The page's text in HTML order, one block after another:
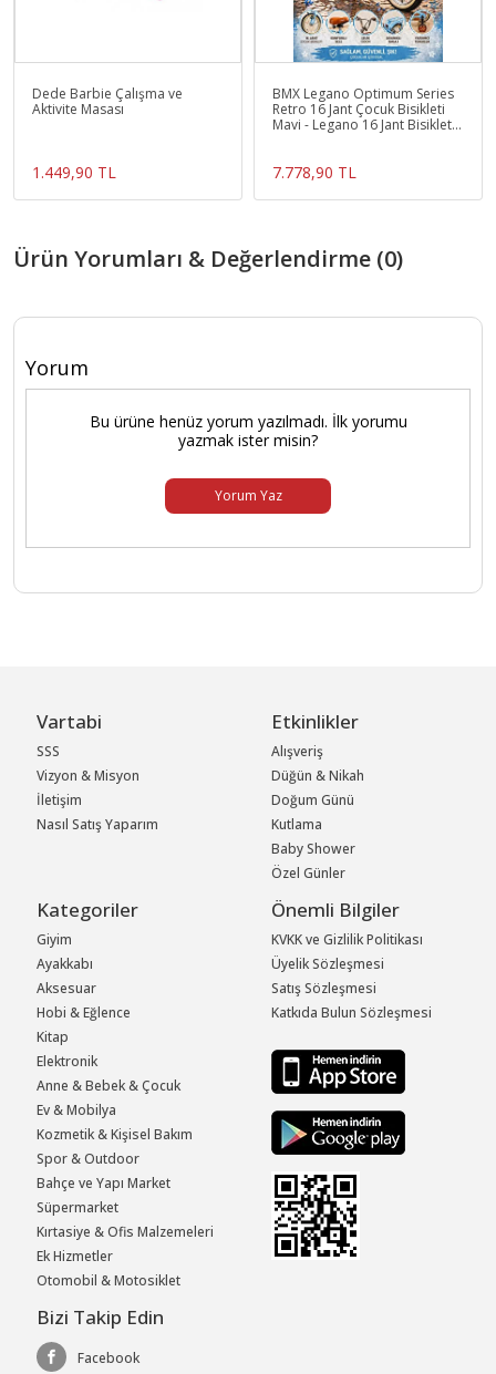
Dede Barbie Çalışma ve
Aktivite Masası
1.449,90 TL
BMX Legano Optimum Series
Retro 16 Jant Çocuk Bisikleti
Mavi - Legano 16 Jant Bisiklet
7.778,90 TL
Ürün Yorumları & Değerlendirme (0)
Yorum
Bu ürüne henüz yorum yazılmadı. İlk yorumu
yazmak ister misin?
Yorum Yaz
Vartabi
SSS
Vizyon & Misyon
İletişim
Nasıl Satış Yaparım
Etkinlikler
Alışveriş
Düğün & Nikah
Doğum Günü
Kutlama
Baby Shower
Özel Günler
Kategoriler
Giyim
Ayakkabı
Aksesuar
Hobi & Eğlence
Kitap
Elektronik
Anne & Bebek & Çocuk
Ev & Mobilya
Kozmetik & Kişisel Bakım
Spor & Outdoor
Bahçe ve Yapı Market
Süpermarket
Kırtasiye & Ofis Malzemeleri
Ek Hizmetler
Otomobil & Motosiklet
Önemli Bilgiler
KVKK ve Gizlilik Politikası
Üyelik Sözleşmesi
Satış Sözleşmesi
Katkıda Bulun Sözleşmesi
Bizi Takip Edin
Facebook